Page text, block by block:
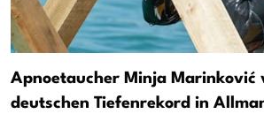
Apnoetaucher Minja Marinković
deutschen Tiefenrekord in